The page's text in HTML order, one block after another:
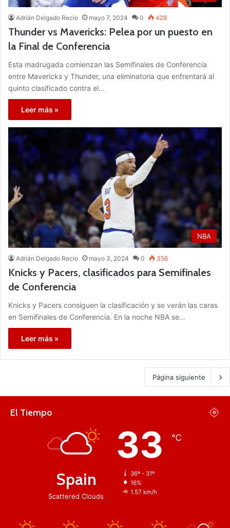
Adrián Delgado Recio mayo 7, 2024 0 428
Thunder vs Mavericks: Pelea por un puesto en
la Final de Conferencia
Esta madrugada comienzan las Semifinales de Conferencia
entre Mavericks y Thunder, una eliminatoria que enfrentará al
quinto clasificado contra el…
Leer más »
NBA
Adrián Delgado Recio mayo 3, 2024 0 356
Knicks y Pacers, clasificados para Semifinales
de Conferencia
Knicks y Pacers consiguen la clasificación y se verán las caras
en Semifinales de Conferencia. En la noche NBA se…
Leer más »
Página siguiente
El Tiempo
Spain
Scattered Clouds
33 ℃
36º - 31º
16%
1.57 km/h